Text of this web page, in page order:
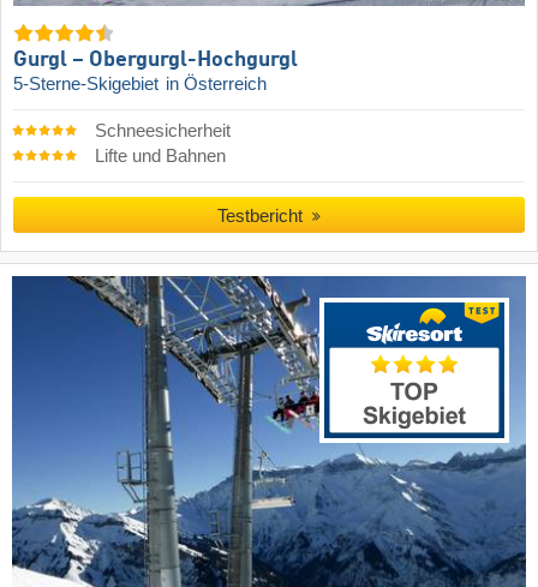
Gurgl – Obergurgl-Hochgurgl
5-Sterne-Skigebiet in Österreich
Schneesicherheit
Lifte und Bahnen
Testbericht